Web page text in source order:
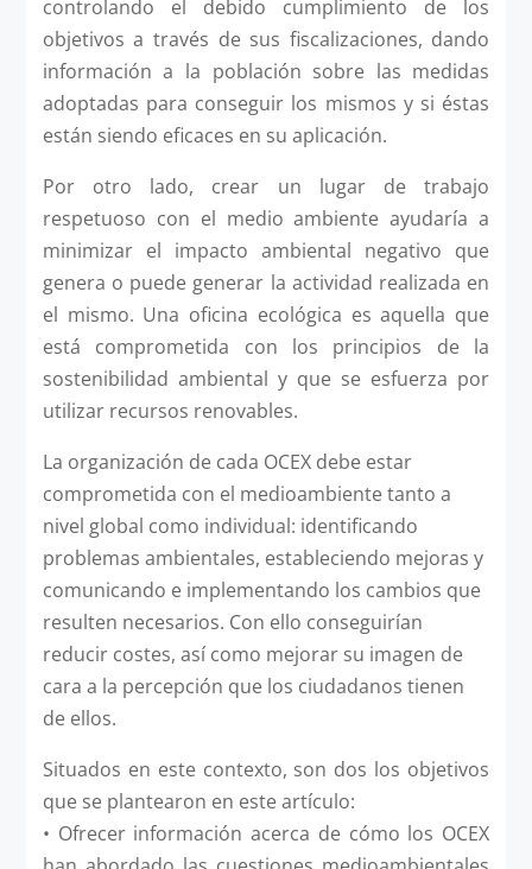
controlando el debido cumplimiento de los
objetivos a través de sus fiscalizaciones, dando
información a la población sobre las medidas
adoptadas para conseguir los mismos y si éstas
están siendo eficaces en su aplicación.
Por otro lado, crear un lugar de trabajo
respetuoso con el medio ambiente ayudaría a
minimizar el impacto ambiental negativo que
genera o puede generar la actividad realizada en
el mismo. Una oficina ecológica es aquella que
está comprometida con los principios de la
sostenibilidad ambiental y que se esfuerza por
utilizar recursos renovables.
La organización de cada OCEX debe estar
comprometida con el medioambiente tanto a
nivel global como individual: identificando
problemas ambientales, estableciendo mejoras y
comunicando e implementando los cambios que
resulten necesarios. Con ello conseguirían
reducir costes, así como mejorar su imagen de
cara a la percepción que los ciudadanos tienen
de ellos.
Situados en este contexto, son dos los objetivos
que se plantearon en este artículo:
• Ofrecer información acerca de cómo los OCEX